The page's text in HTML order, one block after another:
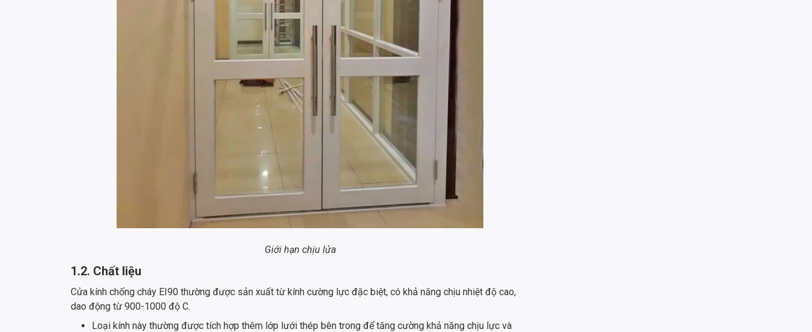
Giới hạn chịu lửa
1.2. Chất liệu
Cửa kính chống cháy EI90 thường được sản xuất từ kính cường lực đặc biệt, có khả năng chịu nhiệt độ cao,
dao động từ 900-1000 độ C.
Loại kính này thường được tích hợp thêm lớp lưới thép bên trong để tăng cường khả năng chịu lực và